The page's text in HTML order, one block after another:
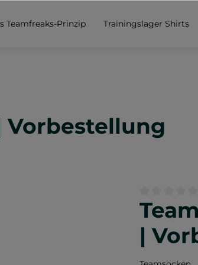
Teamfreaks-Prinzip Trainingslager Shirts
Vorbestellung
|